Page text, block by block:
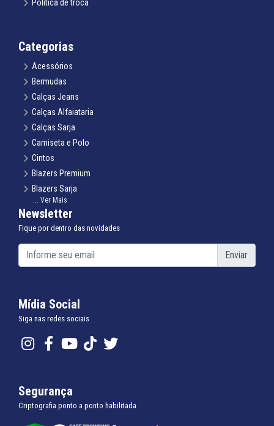
Política de troca
Categorias
Acessórios
Bermudas
Calças Jeans
Calças Alfaiataria
Calças Sarja
Camiseta e Polo
Cintos
Blazers Premium
Blazers Sarja
Gravatas Tradicional e Slim
Infantil Terno Infantil
Infantil Blazer Infantil
Infantil Camisa Infantil
Infantil Calça Infantil
Infantil Suspensório Infantil
Plus Size
Ternos Linho Noivo
Ternos Linho
... Ver Mais
Newsletter
Fique por dentro das novidades
Enviar
Mídia Social
Siga nas redes sociais
Segurança
Criptografia ponto a ponto habilitada